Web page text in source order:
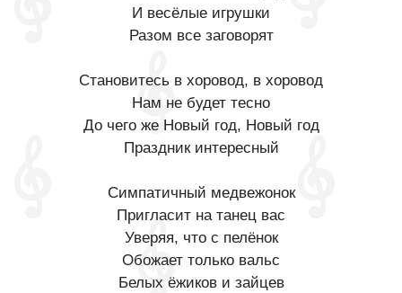
И весёлые игрушки
Разом все заговорят
Становитесь в хоровод, в хоровод
Нам не будет тесно
До чего же Новый год, Новый год
Праздник интересный
Симпатичный медвежонок
Пригласит на танец вас
Уверяя, что с пелёнок
Обожает только вальс
Белых ёжиков и зайцев